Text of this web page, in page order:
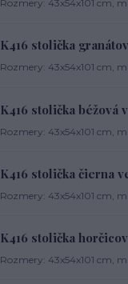
Rozmery: 43x54x101 cm,
K416 stolička
Rozmery: 43x54x101 cm,
K416 stolička béžová
Rozmery: 43x54x101 cm,
K416 stolička čierna
Rozmery: 43x54x101 cm,
K416 stolička
Rozmery: 43x54x101 cm,